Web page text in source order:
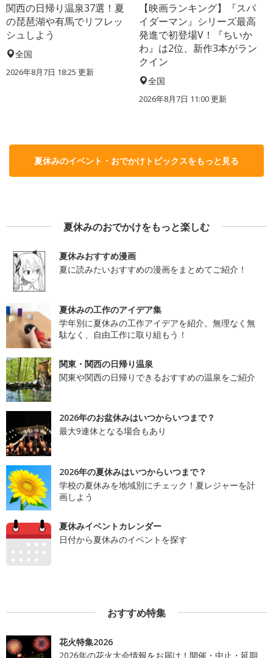
関西の日帰り温泉37選！夏
の琵琶湖や有馬でリフレッ
シュしよう
全国
2026年8月7日 18:25 更新
【映画ランキング】『スパ
イダーマン』シリーズ最高
発進で初登場V！『ちいか
わ』は2位、新作3本がラン
クイン
全国
2026年8月7日 11:00更新
夏休みのイベント・おでかけトピックスをもっと見る
夏休みのおでかけをもっと楽しむ
夏休みおすすめ漫画
夏に読みたいおすすめの漫画をまとめてご紹介！
夏休みの工作のアイデア集
学年別に夏休みの工作アイデアを紹介。無理なく無
駄なく、自由工作に取り組もう！
関東・関西の日帰り温泉
関東や関西の日帰りできるおすすめの温泉をご紹介
2026年のお盆休みはいつからいつまで？
最大9連休となる場合もあり
2026年の夏休みはいつからいつまで？
学校の夏休みを地域別にチェック！夏レジャーを計
画しよう
夏休みイベントカレンダー
日付から夏休みのイベントを探す
おすすめ特集
花火特集2026
2026年の花火大会情報をお届け！開催・中止・延期